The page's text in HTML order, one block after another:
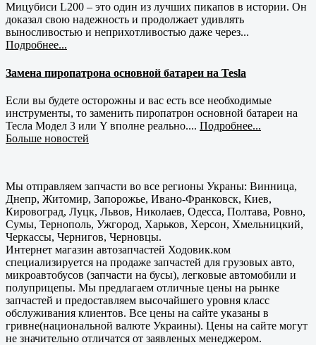
Мицубиси L200 – это один из лучших пикапов в истории. Он
доказал свою надежность и продолжает удивлять
выносливостью и неприхотливостью даже через...
Подробнее...
Замена пиропатрона основной батареи на Tesla
Если вы будете осторожны и вас есть все необходимые
инструменты, то заменить пиропатрон основной батареи на
Тесла Модел 3 или Y вполне реально.... Подробнее...
Больше новостей
Мы отправляем запчасти во все регионы Украны: Винница,
Днепр, Житомир, Запорожье, Ивано-Франковск, Киев,
Кировоград, Луцк, Львов, Николаев, Одесса, Полтава, Ровно,
Сумы, Тернополь, Ужгород, Харьков, Херсон, Хмельницкий,
Черкассы, Чернигов, Черновцы.
Интернет магазин автозапчастей Ходовик.ком
специализируется на продаже запчастей для грузовых авто,
микроавтобусов (запчасти на бусы), легковые автомобили и
полуприцепы. Мы предлагаем отличные цены на рынке
запчастей и предоставляем высочайшего уровня класс
обслуживания клиентов. Все цены на сайте указаны в
гривне(национальной валюте Украины). Цены на сайте могут
не значительно отличатся от заявленых менеджером.